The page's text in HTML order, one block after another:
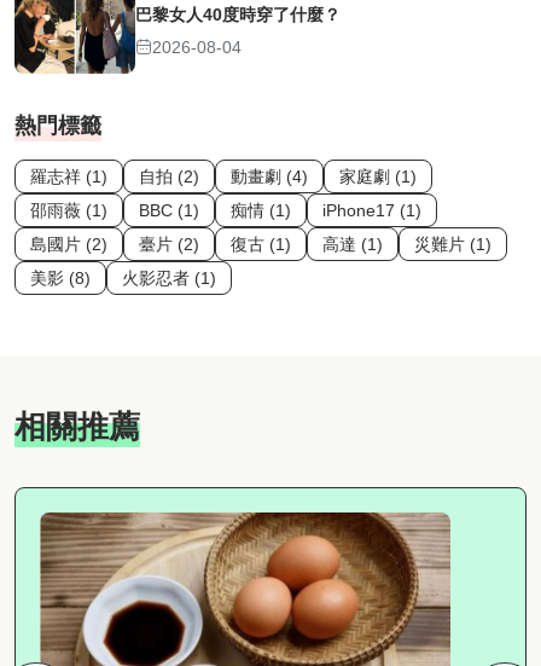
巴黎女人40度時穿了什麼？
2026-08-04
熱門標籤
羅志祥 (1) 自拍 (2) 動畫劇 (4)
家庭劇 (1)
邵雨薇 (1)
BBC (1) 痴情 (1)
iPhone17 (1)
島國片 (2)
臺片 (2) 復古 (1) 高達 (1)
災難片 (1)
美影 (8)
火影忍者 (1)
相關推薦